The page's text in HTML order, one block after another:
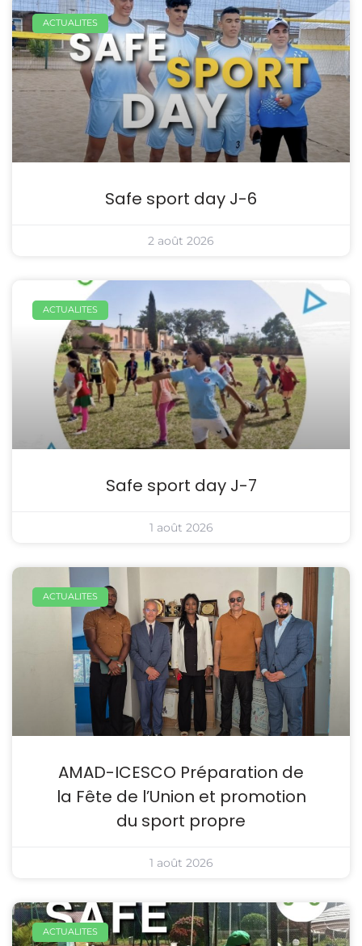
ACTUALITES
Safe sport day J-6
2 août 2026
ACTUALITES
Safe sport day J-7
1 août 2026
ACTUALITES
AMAD-ICESCO Préparation de
la Fête de l’Union et promotion
du sport propre
1 août 2026
ACTUALITES